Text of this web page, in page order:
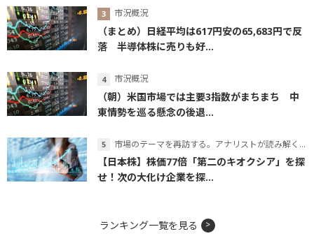
市況概況
（まとめ）日経平均は617円安の65,683円で反
落 半導体株に売りも好...
市況概況
（朝）米国市場では主要3指数がまちまち 中
東情勢を巡る懸念の後退...
市場のテーマを再訪する。アナリストが読み解くテーマの本質
【日本株】株価77倍「第二のキオクシア」を探
せ！次の大化け企業を探...
ランキング一覧を見る